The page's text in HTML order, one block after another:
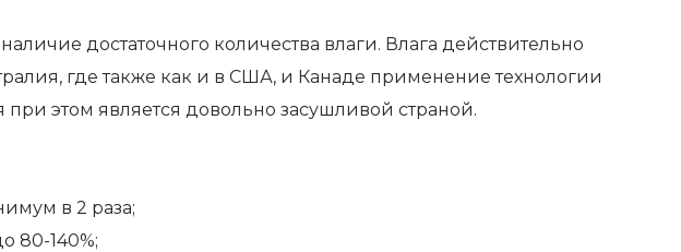
достаточного количества влаги. Влага действительно
где также как и в США, и Канаде применение технологии
этом является довольно засушливой страной.
в 2 раза;
80-140%;